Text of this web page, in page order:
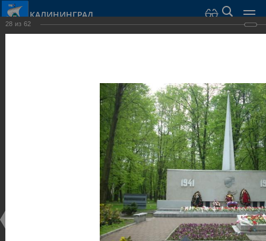
КАЛИНИНГРАД
Достопримечательности
Скульптуры и мемориалы
28 из 62